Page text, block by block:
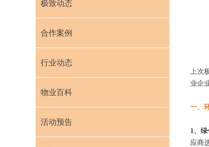
上次
业企
一、
1、绿
应商
极致动态
合作案例
行业动态
物业百科
活动预告